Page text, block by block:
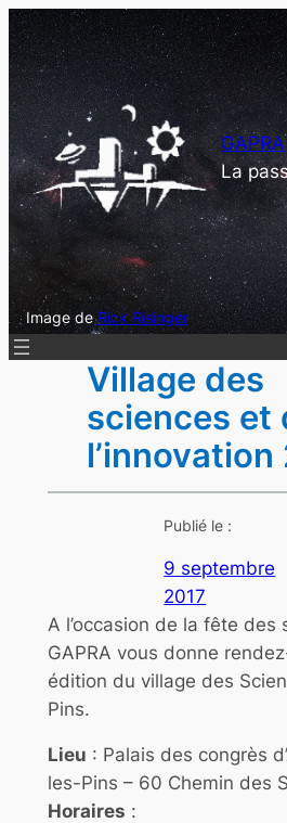
Aller
au
contenu
GAPRA
La
Image deRick Risinger
Village des
sciences et
l’innovation
Publié le :
9 septembre
2017
A l’occasion de la fête des
GAPRA vous donne
édition du village des
Pins.
Lieu : Palais des congrès
les-Pins – 60 Chemin des
Horaires :